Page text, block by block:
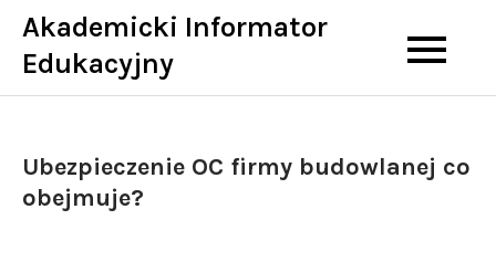
Skip
content
Akademicki Informator
Edukacyjny
Ubezpieczenie OC firmy budowlanej co
obejmuje?